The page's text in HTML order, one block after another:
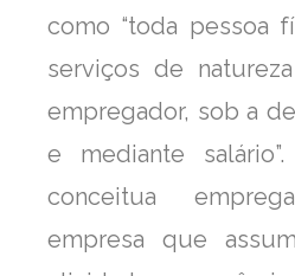
como “toda pessoa
serviços de
empregador, sob a
e mediante
conceitua
empresa que